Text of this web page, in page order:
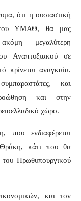
ότι η ουσιαστική
του ΥΜΑΘ, θα μας
μεγαλύτερη
Αναπτυξιακού σε
κρίνεται αναγκαία.
και
και στην
χώρο.
που ενδιαφέρεται
κάτι που θα
του Πρωθυπουργικού
και τον